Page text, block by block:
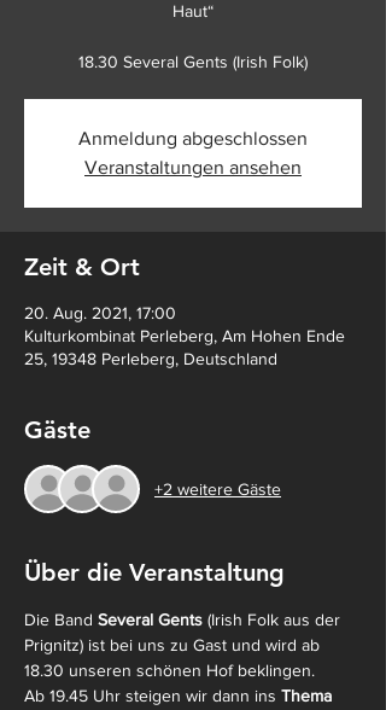
Haut“
18.30 Several Gents (Irish Folk)
Anmeldung abgeschlossen
Veranstaltungen ansehen
Zeit & Ort
20. Aug. 2021, 17:00
Kulturkombinat Perleberg, Am Hohen Ende
25, 19348 Perleberg, Deutschland
Gäste
+2 weitere Gäste
Über die Veranstaltung
Die Band Several Gents (Irish Folk aus der
Prignitz) ist bei uns zu Gast und wird ab
18.30 unseren schönen Hof beklingen.
Ab 19.45 Uhr steigen wir dann ins Thema